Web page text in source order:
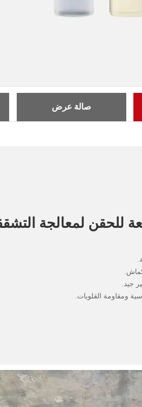
صالة عرض
للحقن لمعالجة
جيد.
ومقاومة القلويات.